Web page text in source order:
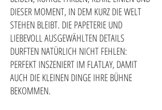
DIESER MOMENT, IN DEM KURZ DIE WELT
STEHEN BLEIBT. DIE PAPETERIE UND
LIEBEVOLL AUSGEWÄHLTEN DETAILS
DURFTEN NATÜRLICH NICHT FEHLEN:
PERFEKT INSZENIERT IM FLATLAY, DAMIT
AUCH DIE KLEINEN DINGE IHRE BÜHNE
BEKOMMEN.